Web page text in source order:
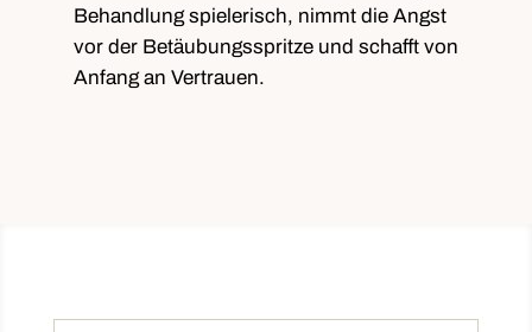
Behandlung spielerisch, nimmt die Angst
vor der Betäubungsspritze und schafft von
Anfang an Vertrauen.